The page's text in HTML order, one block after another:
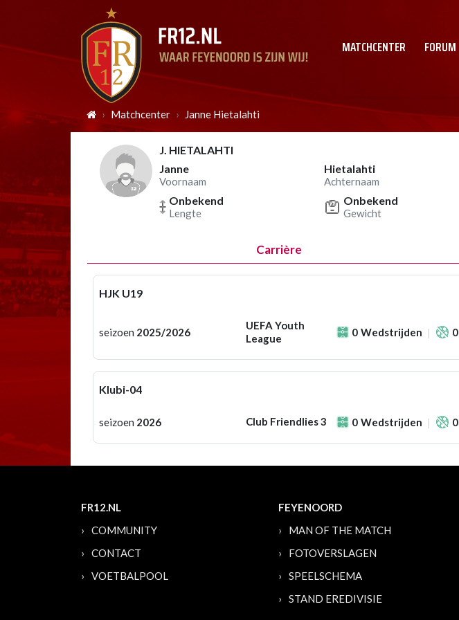
MATCHCENTER FORUM
Matchcenter Janne Hietalahti
J. HIETALAHTI
Janne
Voornaam
Hietalahti
Achternaam
Onbekend
Lengte
Onbekend
Gewicht
Carrière
HJK U19
seizoen 2025/2026
UEFA Youth
League
0 Wedstrijden 0
Klubi-04
seizoen 2026 Club Friendlies 3 0 Wedstrijden 0
FR12.NL
COMMUNITY
CONTACT
VOETBALPOOL
FEYENOORD
MAN OF THE MATCH
FOTOVERSLAGEN
SPEELSCHEMA
STAND EREDIVISIE